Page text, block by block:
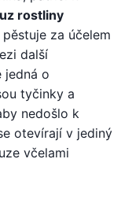
rostliny
za účelem
další
jedná o
tyčinky a
nedošlo k
otevírají v jediný
včelami